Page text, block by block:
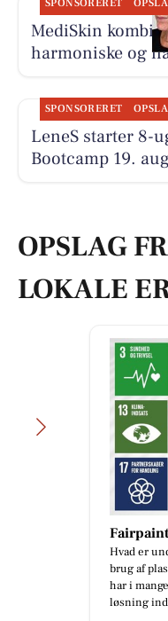
SPONSORERET
MediSkin
harmoniske og
SPONSORERET
LeneS starter 8-
Bootcamp 19.
OPSLAG
LOKALE
Hvad er
brug af
har i
løsning